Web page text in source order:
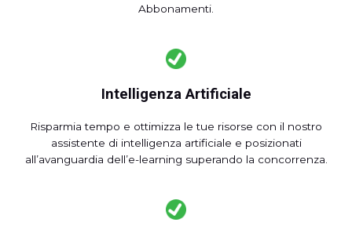
Abbonamenti.
Intelligenza Artificiale
Risparmia tempo e ottimizza le tue risorse con il nostro
assistente di intelligenza artificiale e posizionati
all’avanguardia dell’e-learning superando la concorrenza.